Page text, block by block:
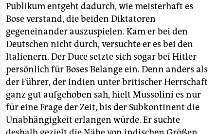
Publikum entgeht dadurch, wie meisterhaft es
Bose verstand, die beiden Diktatoren
gegeneinander auszuspielen. Kam er bei den
Deutschen nicht durch, versuchte er es bei den
Italienern. Der Duce setzte sich sogar bei Hitler
persönlich für Boses Belange ein. Denn anders als
der Führer, der Indien unter britischer Herrschaft
ganz gut aufgehoben sah, hielt Mussolini es nur
für eine Frage der Zeit, bis der Subkontinent die
Unabhängigkeit erlangen würde. Er suchte